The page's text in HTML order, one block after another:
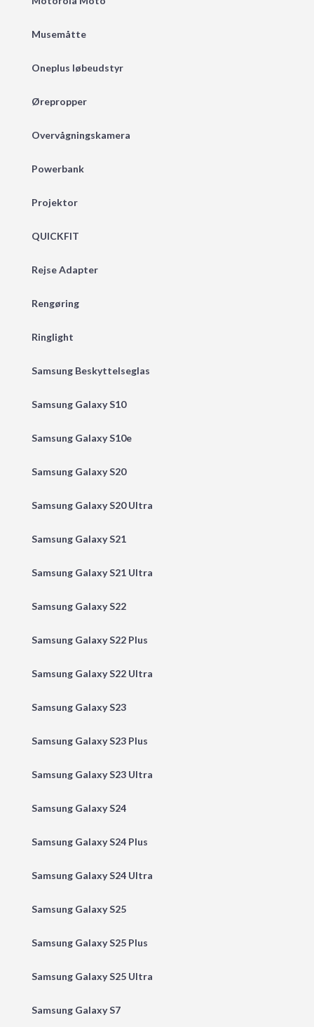
Musemåtte
Oneplus løbeudstyr
Ørepropper
Overvågningskamera
Powerbank
Projektor
QUICKFIT
Rejse Adapter
Rengøring
Ringlight
Samsung Beskyttelseglas
Samsung Galaxy S10
Samsung Galaxy S10e
Samsung Galaxy S20
Samsung Galaxy S20 Ultra
Samsung Galaxy S21
Samsung Galaxy S21 Ultra
Samsung Galaxy S22
Samsung Galaxy S22 Plus
Samsung Galaxy S22 Ultra
Samsung Galaxy S23
Samsung Galaxy S23 Plus
Samsung Galaxy S23 Ultra
Samsung Galaxy S24
Samsung Galaxy S24 Plus
Samsung Galaxy S24 Ultra
Samsung Galaxy S25
Samsung Galaxy S25 Plus
Samsung Galaxy S25 Ultra
Samsung Galaxy S7